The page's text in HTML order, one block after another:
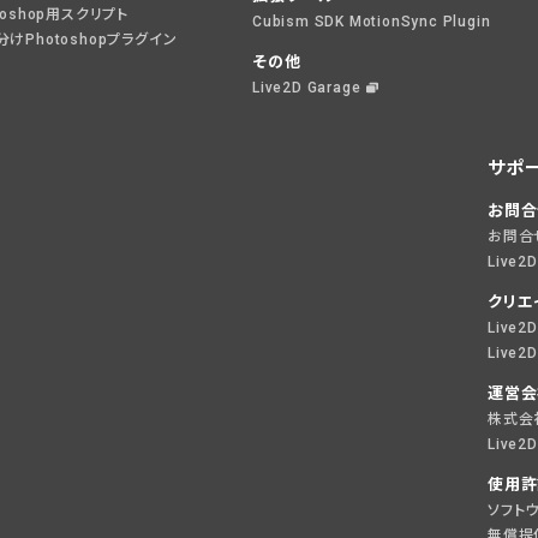
用スクリプト
けPhotoshopプラグイン
Cubism SDK MotionSync Plugin
その他
Live2D Garage
サポ
お問
お問合
クリ
運営
株式
使用
ソフト